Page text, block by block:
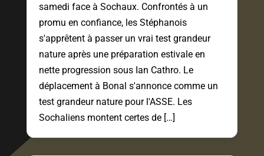
samedi face à Sochaux. Confrontés à un
promu en confiance, les Stéphanois
s'apprêtent à passer un vrai test grandeur
nature après une préparation estivale en
nette progression sous Ian Cathro. Le
déplacement à Bonal s'annonce comme un
test grandeur nature pour l'ASSE. Les
Sochaliens montent certes de […]